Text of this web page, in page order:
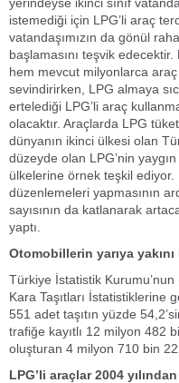
istemediği için LPG’li araç
vatandaşımızın da gönül
başlamasını teşvik
hem mevcut milyonlarca
sevindirirken, LPG almaya
ertelediği LPG’li araç
olacaktır. Araçlarda LPG
dünyanın ikinci ülkesi olan
düzeyde olan LPG’nin
ülkelerine örnek teşkil ediyor.
düzenlemeleri yapmasının
sayısının da katlanarak
yaptı.
Otomobillerin yarıya yakını
Türkiye İstatistik Kurumu’nun
Kara Taşıtları İstatistiklerine
551 adet taşıtın yüzde
trafiğe kayıtlı 12 milyon 482
oluşturan 4 milyon 710 bin
LPG’li araçlar 2004